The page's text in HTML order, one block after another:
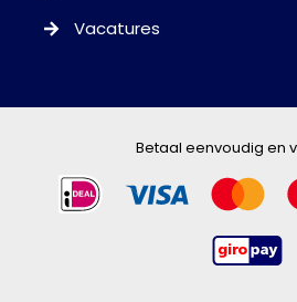
Vacatures
Betaal eenvoudig en